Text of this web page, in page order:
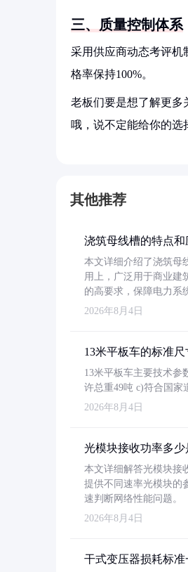
三、质量控制体系
采用供应商动态考评机
格率保持100%。
老板们要是想了解更多
哦，说不定能给你的选
其他推荐
浇筑母线槽的特点和
本文详细介绍了浇筑母
用上，广泛用于商业建
的高要求，保障电力系
2026年8月4日
13米平板车的标准
13米平板车主要技术参
许总重49吨 c)符合国家
2026年8月4日
光模块接收功率多少
本文详细解答光模块接
提供不同速率光模块的
速判断网络性能问题。
2026年8月4日
干式变压器损耗标